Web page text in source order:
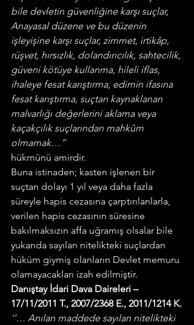
bile devletin güvenliğine karşı suçlar,
Anayasal düzene ve bu düzenin
işleyişine karşı suçlar, zimmet, irtikâp,
rüşvet, hırsızlık, dolandırıcılık, sahtecilik,
güveni kötüye kullanma, hileli iflas,
ihaleye fesat karıştırma, edimin ifasına
fesat karıştırma, suçtan kaynaklanan
malvarlığı değerlerini aklama veya
kaçakçılık suçlarından mahkûm
olmamak…”
hükmünü amirdir.
Buna istinaden; kasten işlenen bir
suçtan dolayı 1 yıl veya daha fazla
süreyle hapis cezasına çarptırılanlarla,
verilen hapis cezasının süresine
bakılmaksızın affa uğramış olsalar bile
yukarıda sayılan nitelikteki suçlardan
hüküm giymiş olanların Devlet memuru
olamayacakları izah edilmiştir.
Danıştay İdari Dava Daireleri –
17/11/2011 T., 2007/2368 E., 2011/1214 K.
‘’… Anılan maddede sayılan nitelikteki